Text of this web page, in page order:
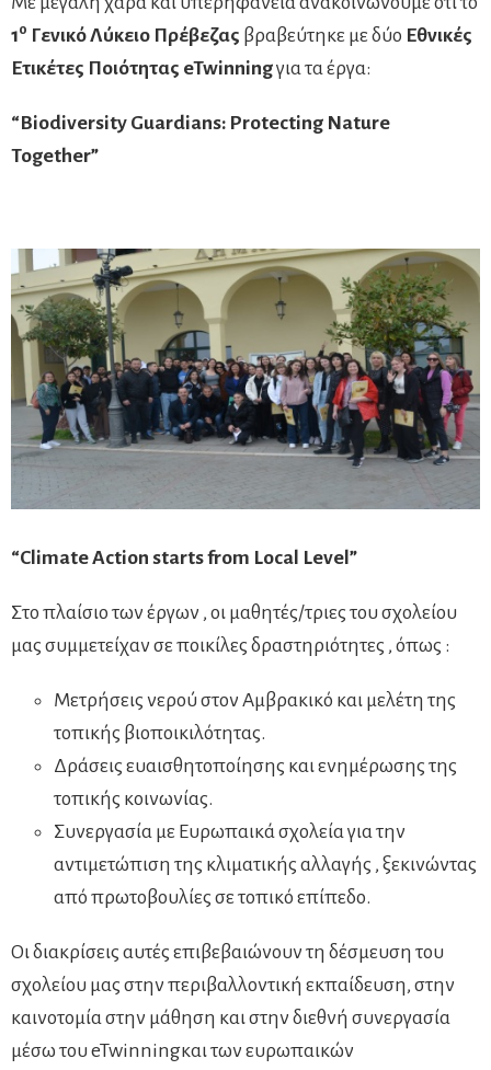
1ο Γενικό Λύκειο Πρέβεζας βραβεύτηκε με δύο Εθνικές
Ετικέτες Ποιότητας eTwinningγια τα έργα:
“Biodiversity Guardians: Protecting Nature
Together”
“Climate Action starts from Local Level”
Στο πλαίσιο των έργων , οι μαθητές/τριες του σχολείου
μας συμμετείχαν σε ποικίλες δραστηριότητες , όπως :
Μετρήσεις νερού στον Αμβρακικό και μελέτη της
τοπικής βιοποικιλότητας.
Δράσεις ευαισθητοποίησης και ενημέρωσης της
τοπικής κοινωνίας.
Συνεργασία με Ευρωπαικά σχολεία για την
αντιμετώπιση της κλιματικής αλλαγής , ξεκινώντας
από πρωτοβουλίες σε τοπικό επίπεδο.
Οι διακρίσεις αυτές επιβεβαιώνουν τη δέσμευση του
σχολείου μας στην περιβαλλοντική εκπαίδευση, στην
καινοτομία στην μάθηση και στην διεθνή συνεργασία
μέσω του eTwinningκαι των ευρωπαικών